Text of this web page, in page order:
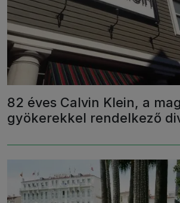
82 éves Calvin Klein, a
gyökerekkel rendelkező